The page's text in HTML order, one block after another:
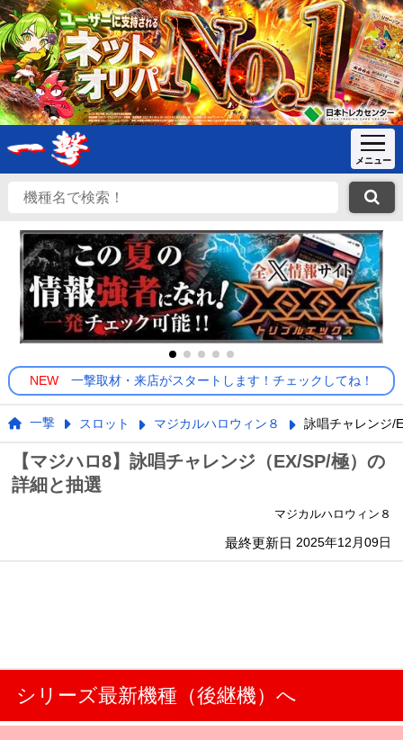
NEW 一撃取材・来店がスタートします！チェックしてね！
一撃 スロット マジカルハロウィン８ 詠唱チャレンジ/
【マジハロ8】詠唱チャレンジ（EX/SP/極）の
詳細と抽選
マジカルハロウィン８
最終更新日 2025年12月09日
シリーズ最新機種（後継機）へ